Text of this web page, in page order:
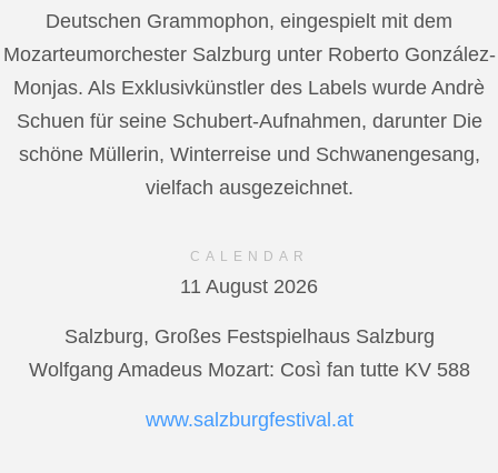
Deutschen Grammophon, eingespielt mit dem
Mozarteumorchester Salzburg unter Roberto González-
Monjas. Als Exklusivkünstler des Labels wurde Andrè
Schuen für seine Schubert-Aufnahmen, darunter Die
schöne Müllerin, Winterreise und Schwanengesang,
vielfach ausgezeichnet.
CALENDAR
11 August 2026
Salzburg, Großes Festspielhaus Salzburg
Wolfgang Amadeus Mozart: Così fan tutte KV 588
www.salzburgfestival.at